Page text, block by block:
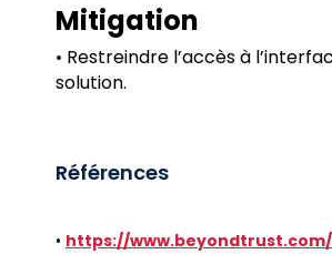
Mitigation
• Restreindre l’accès à
solution.
Références
• https://